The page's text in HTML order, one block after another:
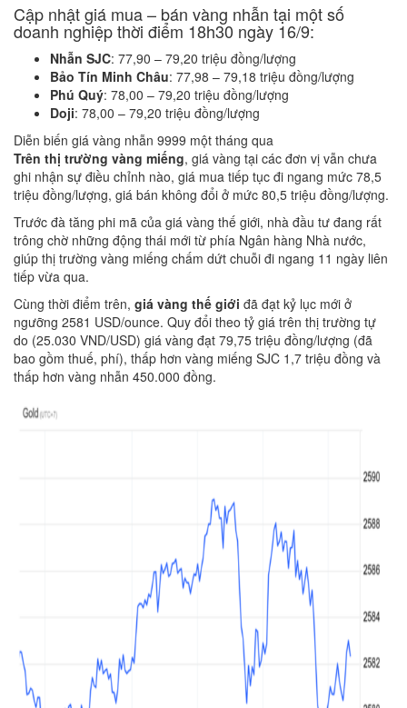
Cập nhật giá mua – bán vàng nhẫn tại một số
doanh nghiệp thời điểm 18h30 ngày 16/9:
Nhẫn SJC: 77,90 – 79,20 triệu đồng/lượng
Bảo Tín Minh Châu: 77,98 – 79,18 triệu đồng/lượng
Phú Quý: 78,00 – 79,20 triệu đồng/lượng
Doji: 78,00 – 79,20 triệu đồng/lượng
Diễn biến giá vàng nhẫn 9999 một tháng qua
Trên thị trường vàng miếng, giá vàng tại các đơn vị vẫn chưa
ghi nhận sự điều chỉnh nào, giá mua tiếp tục đi ngang mức 78,5
triệu đồng/lượng, giá bán không đổi ở mức 80,5 triệu đồng/lượng.
Trước đà tăng phi mã của giá vàng thế giới, nhà đầu tư đang rất
trông chờ những động thái mới từ phía Ngân hàng Nhà nước,
giúp thị trường vàng miếng chấm dứt chuỗi đi ngang 11 ngày liên
tiếp vừa qua.
Cùng thời điểm trên, giá vàng thế giới đã đạt kỷ lục mới ở
ngưỡng 2581 USD/ounce. Quy đổi theo tỷ giá trên thị trường tự
do (25.030 VND/USD) giá vàng đạt 79,75 triệu đồng/lượng (đã
bao gồm thuế, phí), thấp hơn vàng miếng SJC 1,7 triệu đồng và
thấp hơn vàng nhẫn 450.000 đồng.